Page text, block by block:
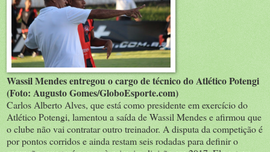
Wassil Mendes entregou o cargo de técnico do Atlético Potengi
(Foto: Augusto Gomes/GloboEsporte.com)
Carlos Alberto Alves, que está como presidente em exercício do
Atlético Potengi, lamentou a saída de Wassil Mendes e afirmou que
o clube não vai contratar outro treinador. A disputa da competição é
por pontos corridos e ainda restam seis rodadas para definir o